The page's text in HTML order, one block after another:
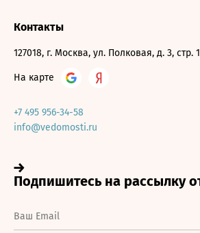
Контакты
127018, г. Москва, ул. Полковая, д. 3, стр. 1
На карте
+7 495 956-34-58
info@vedomosti.ru